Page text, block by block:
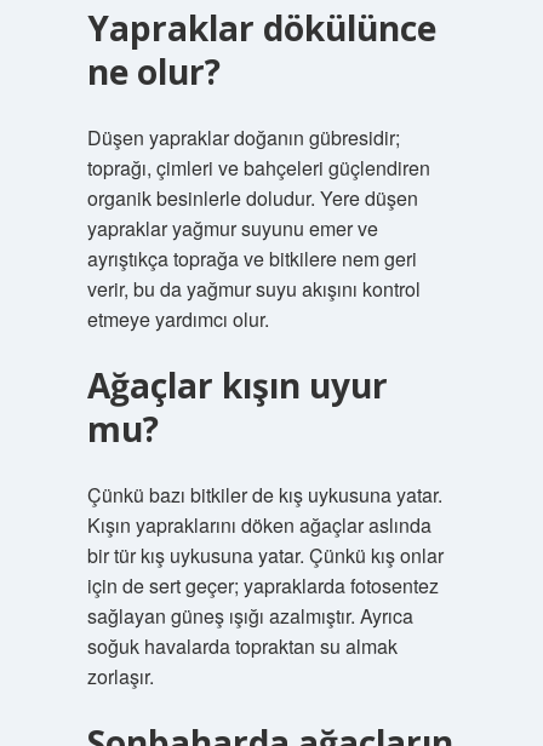
Yapraklar dökülünce
ne olur?
Düşen yapraklar doğanın gübresidir;
toprağı, çimleri ve bahçeleri güçlendiren
organik besinlerle doludur. Yere düşen
yapraklar yağmur suyunu emer ve
ayrıştıkça toprağa ve bitkilere nem geri
verir, bu da yağmur suyu akışını kontrol
etmeye yardımcı olur.
Ağaçlar kışın uyur
mu?
Çünkü bazı bitkiler de kış uykusuna yatar.
Kışın yapraklarını döken ağaçlar aslında
bir tür kış uykusuna yatar. Çünkü kış onlar
için de sert geçer; yapraklarda fotosentez
sağlayan güneş ışığı azalmıştır. Ayrıca
soğuk havalarda topraktan su almak
zorlaşır.